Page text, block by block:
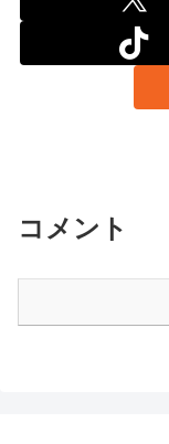
コメント